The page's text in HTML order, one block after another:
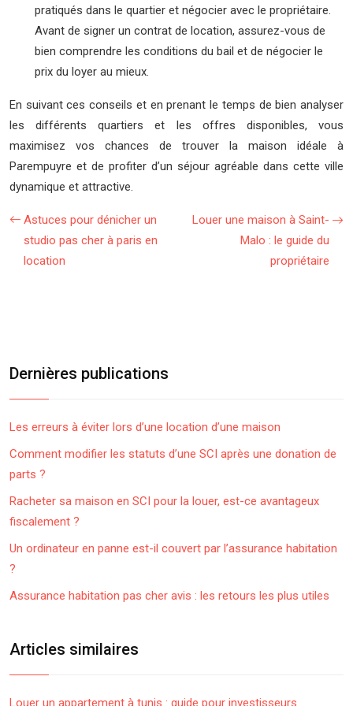
pratiqués dans le quartier et négocier avec le propriétaire.
Avant de signer un contrat de location, assurez-vous de
bien comprendre les conditions du bail et de négocier le
prix du loyer au mieux.
En suivant ces conseils et en prenant le temps de bien analyser
les différents quartiers et les offres disponibles, vous
maximisez vos chances de trouver la maison idéale à
Parempuyre et de profiter d’un séjour agréable dans cette ville
dynamique et attractive.
Astuces pour dénicher un
studio pas cher à paris en
location
Louer une maison à Saint-
Malo : le guide du
propriétaire
Dernières publications
Les erreurs à éviter lors d’une location d’une maison
Comment modifier les statuts d’une SCI après une donation de
parts ?
Racheter sa maison en SCI pour la louer, est-ce avantageux
fiscalement ?
Un ordinateur en panne est-il couvert par l’assurance habitation
?
Assurance habitation pas cher avis : les retours les plus utiles
Articles similaires
Louer un appartement à tunis : guide pour investisseurs